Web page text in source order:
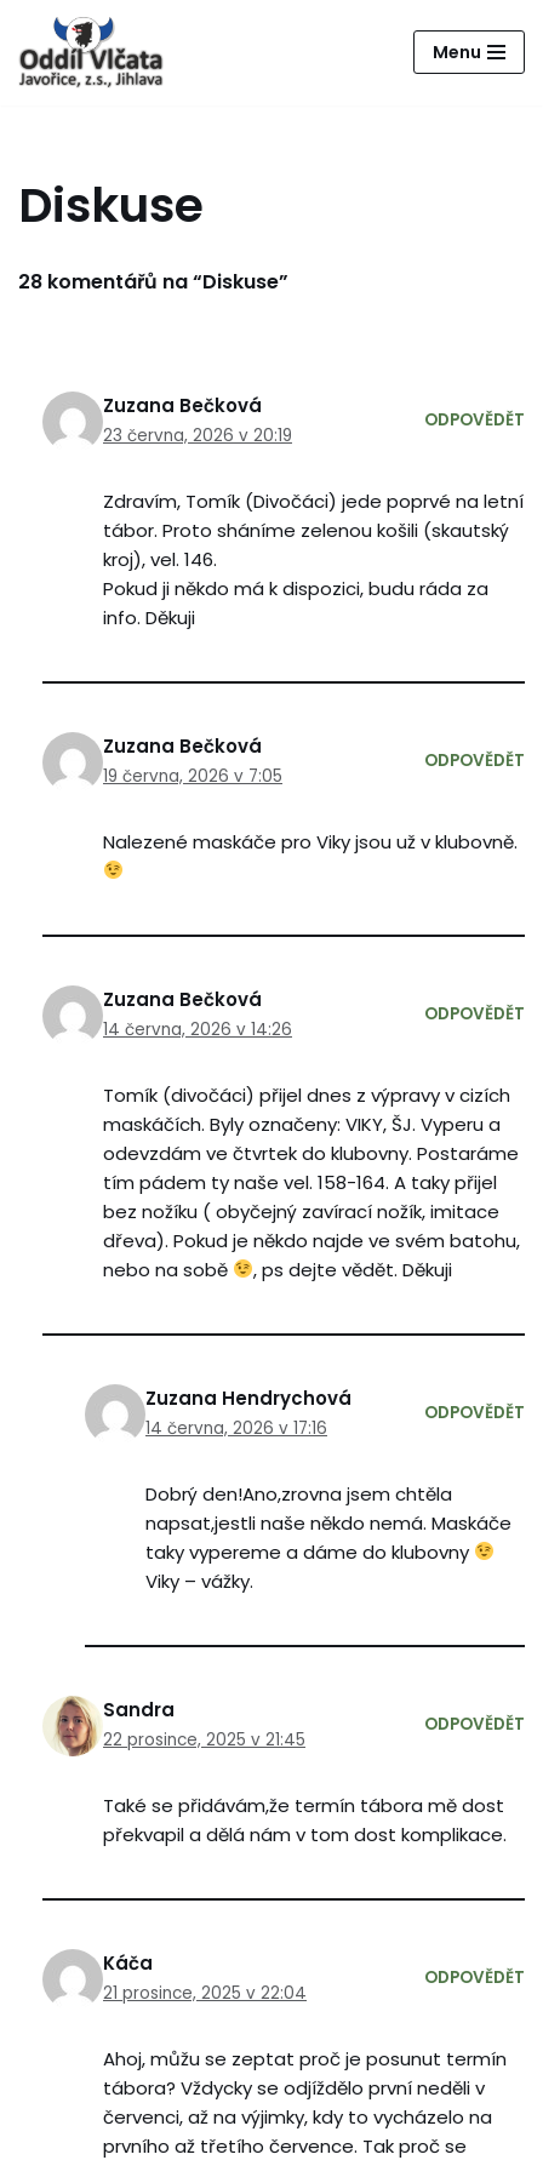
Přeskočit
na
Menu
Diskuse
28 komentářů na “Diskuse”
Zuzana Bečková
23 června, 2026 v 20:19
ODPOVĚDĚT
Zdravím, Tomík (Divočáci) jede poprvé na letní
tábor. Proto sháníme zelenou košili (skautský
kroj), vel. 146.
Pokud ji někdo má k dispozici, budu ráda za
info. Děkuji
Zuzana Bečková
19 června, 2026 v 7:05
ODPOVĚDĚT
Nalezené maskáče pro Viky jsou už v klubovně.
Zuzana Bečková
14 června, 2026 v 14:26
ODPOVĚDĚT
Tomík (divočáci) přijel dnes z výpravy v cizích
maskáčích. Byly označeny: VIKY, ŠJ. Vyperu a
odevzdám ve čtvrtek do klubovny. Postaráme
tím pádem ty naše vel. 158-164. A taky přijel
bez nožíku ( obyčejný zavírací nožík, imitace
dřeva). Pokud je někdo najde ve svém batohu,
nebo na sobě
, ps dejte vědět. Děkuji
Zuzana Hendrychová
14 června, 2026 v 17:16
ODPOVĚDĚT
Dobrý den!Ano,zrovna jsem chtěla
napsat,jestli naše někdo nemá. Maskáče
taky vypereme a dáme do klubovny
Viky – vážky.
Sandra
22 prosince, 2025 v 21:45
ODPOVĚDĚT
Také se přidávám,že termín tábora mě dost
překvapil a dělá nám v tom dost komplikace.
Káča
21 prosince, 2025 v 22:04
ODPOVĚDĚT
Ahoj, můžu se zeptat proč je posunut termín
tábora? Vždycky se odjíždělo první neděli v
červenci, až na výjimky, kdy to vycházelo na
prvního až třetího července. Tak proč se